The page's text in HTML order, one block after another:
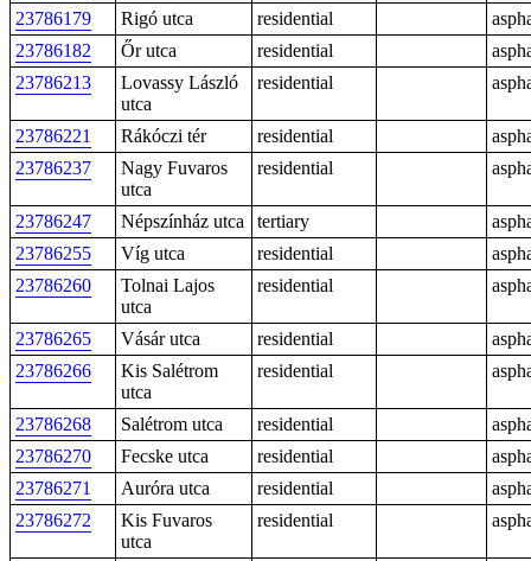
23786179
Rigó utca residential
23786182
Őr utca residential
23786213
Lovassy László
utca
residential
23786221 Rákóczi tér residential
23786237
Nagy Fuvaros
utca
residential
23786247 Népszínház utca tertiary
23786255
Víg utca residential
23786260
Tolnai Lajos
utca
residential
23786265 Vásár utca residential
23786266
Kis Salétrom
utca
residential
23786268 Salétrom utca residential
23786270
Fecske utca residential
23786271
Auróra utca residential
23786272
Kis Fuvaros
utca
residential